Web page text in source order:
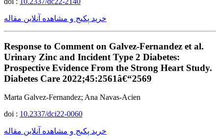
خرید پکیج و مشاهده آنلاین مقاله
Response to Comment on Galvez-Fernandez et al.
Urinary Zinc and Incident Type 2 Diabetes:
Prospective Evidence From the Strong Heart Study.
Diabetes Care 2022;45:2561â€“2569
Marta Galvez-Fernandez; Ana Navas-Acien
doi : 10.2337/dci22-0060
خرید پکیج و مشاهده آنلاین مقاله